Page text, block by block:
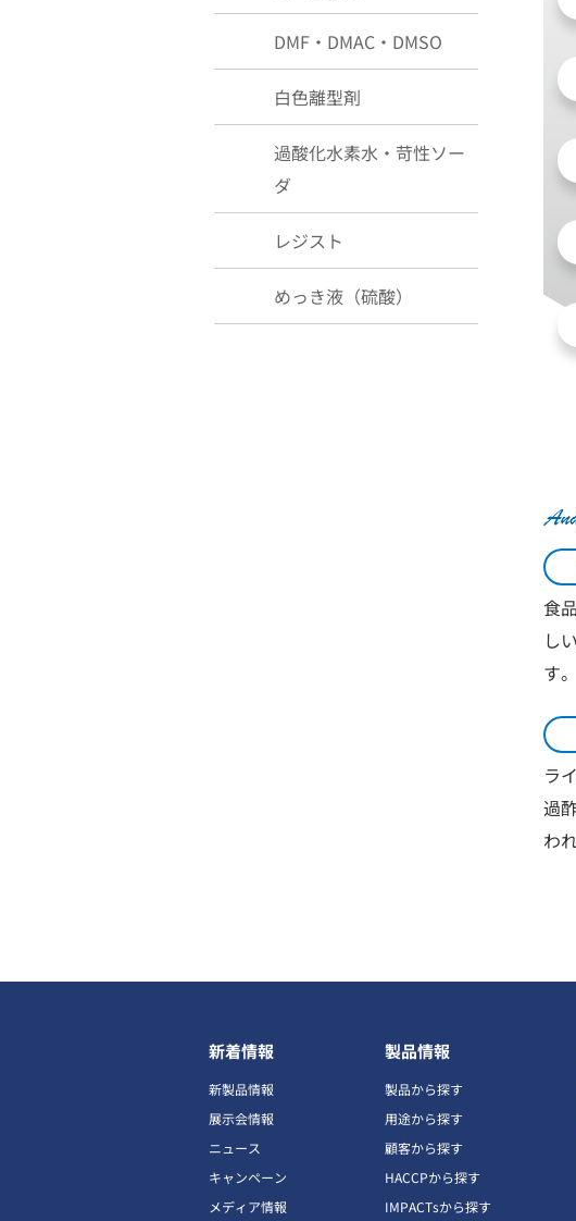
DMF・DMAC・DMSO
白色離型剤
過酸化水素水・苛性ソー
ダ
レジスト
めっき液（硫酸）
食
し
す。
ラ
過
わ
新着情報
新製品情報
展示会情報
ニュース
キャンペーン
メディア情報
製品情報
製品から探す
用途から探す
顧客から探す
HACCPから探す
IMPACTsから探す